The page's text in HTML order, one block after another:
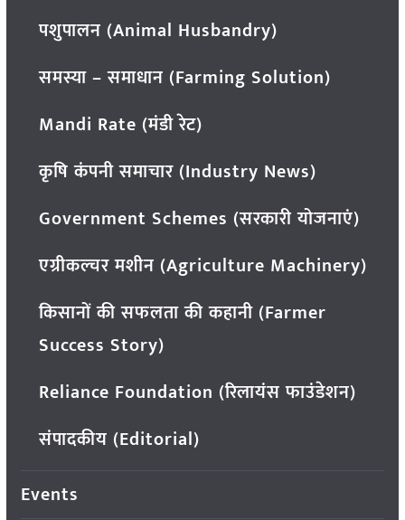
पशुपालन (Animal Husbandry)
समस्या – समाधान (Farming Solution)
Mandi Rate (मंडी रेट)
कृषि कंपनी समाचार (Industry News)
Government Schemes (सरकारी योजनाएं)
एग्रीकल्चर मशीन (Agriculture Machinery)
किसानों की सफलता की कहानी (Farmer
Success Story)
Reliance Foundation (रिलायंस फाउंडेशन)
संपादकीय (Editorial)
Events